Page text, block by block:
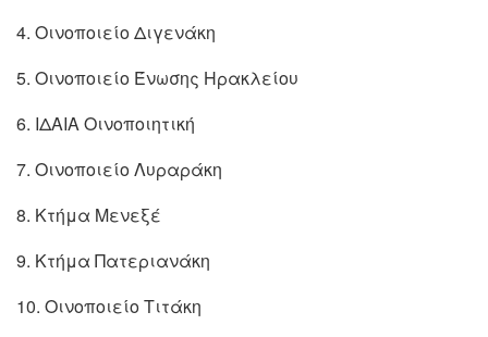
4. Οινοποιείο Διγενάκη
5. Οινοποιείο Ένωσης Ηρακλείου
6. ΙΔΑΙΑ Οινοποιητική
7. Οινοποιείο Λυραράκη
8. Κτήμα Μενεξέ
9. Κτήμα Πατεριανάκη
10. Οινοποιείο Τιτάκη